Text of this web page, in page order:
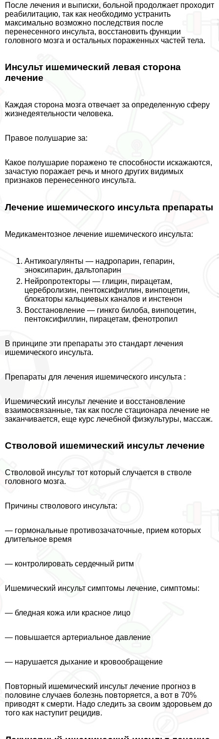
После лечения и выписки, больной продолжает проходит
реабилитацию, так как необходимо устранить
максимально возможно последствия после
перенесенного инсульта, восстановить функции
головного мозга и остальных пораженных частей тела.
Инсульт ишемический левая сторона
лечение
Каждая сторона мозга отвечает за определенную сферу
жизнедеятельности человека.
Правое полушарие за:
Какое полушарие поражено те способности искажаются,
зачастую поражает речь и много других видимых
признаков перенесенного инсульта.
Лечение ишемического инсульта препараты
Медикаментозное лечение ишемического инсульта:
Антикоагулянты — надропарин, гепарин,
эноксипарин, дальтопарин
Нейропротекторы — глицин, пирацетам,
церебролизин, пентоксифиллин, винпоцетин,
блокаторы кальциевых каналов и инстенон
Восстановление — гинкго билоба, винпоцетин,
пентоксифиллин, пирацетам, фенотропил
В принципе эти препараты это стандарт лечения
ишемического инсульта.
Препараты для лечения ишемического инсульта :
Ишемический инсульт лечение и восстановление
взаимосвязанные, так как после стационара лечение не
заканчивается, еще курс лечебной физкультуры, массаж.
Стволовой ишемический инсульт лечение
Стволовой инсульт тот который случается в стволе
головного мозга.
Причины стволового инсульта:
— гормональные пpoтивoзaчaточные, прием которых
длительное время
— контролировать сердечный ритм
Ишемический инсульт симптомы лечение, симптомы:
— бледная кожа или красное лицо
— повышается артериальное давление
— нарушается дыхание и кровообращение
Повторный ишемический инсульт лечение прогноз в
половине случаев болезнь повторяется, а вот в 70%
приводят к cмepти. Надо следить за своим здоровьем до
того как наступит рецидив.